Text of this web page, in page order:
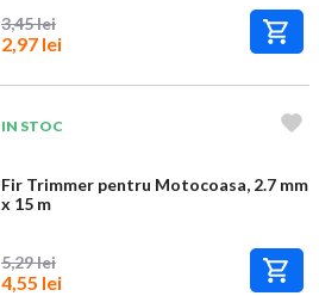
3,45 lei
2,97 lei
IN STOC
Fir Trimmer pentru Motocoasa, 2.7 mm
x 15 m
5,29 lei
4,55 lei